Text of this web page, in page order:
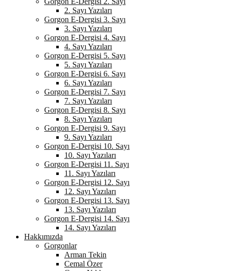
2. Sayı Yazıları
Gorgon E-Dergisi 3. Sayı
3. Sayı Yazıları
Gorgon E-Dergisi 4. Sayı
4. Sayı Yazıları
Gorgon E-Dergisi 5. Sayı
5. Sayı Yazıları
Gorgon E-Dergisi 6. Sayı
6. Sayı Yazıları
Gorgon E-Dergisi 7. Sayı
7. Sayı Yazıları
Gorgon E-Dergisi 8. Sayı
8. Sayı Yazıları
Gorgon E-Dergisi 9. Sayı
9. Sayı Yazıları
Gorgon E-Dergisi 10. Sayı
10. Sayı Yazıları
Gorgon E-Dergisi 11. Sayı
11. Sayı Yazıları
Gorgon E-Dergisi 12. Sayı
12. Sayı Yazıları
Gorgon E-Dergisi 13. Sayı
13. Sayı Yazıları
Gorgon E-Dergisi 14. Sayı
14. Sayı Yazıları
Hakkımızda
Gorgonlar
Arman Tekin
Cemal Özer